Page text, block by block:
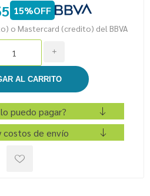
15%OFF
o Mastercard (credito) del BBVA
i
puedo pagar?
costos de envío